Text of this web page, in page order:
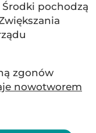
Środki pochodzą
zgonów
nowotworem